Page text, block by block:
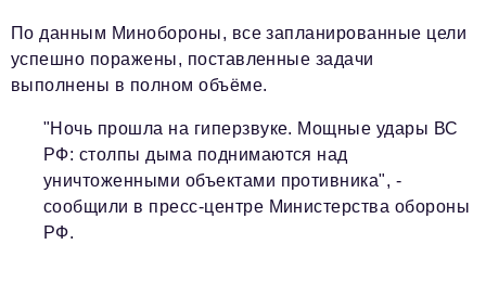
По данным Минобороны, все запланированные цели
успешно поражены, поставленные задачи
выполнены в полном объёме.
"Ночь прошла на гиперзвуке. Мощные удары ВС
РФ: столпы дыма поднимаются над
уничтоженными объектами противника", -
сообщили в пресс-центре Министерства обороны
РФ.